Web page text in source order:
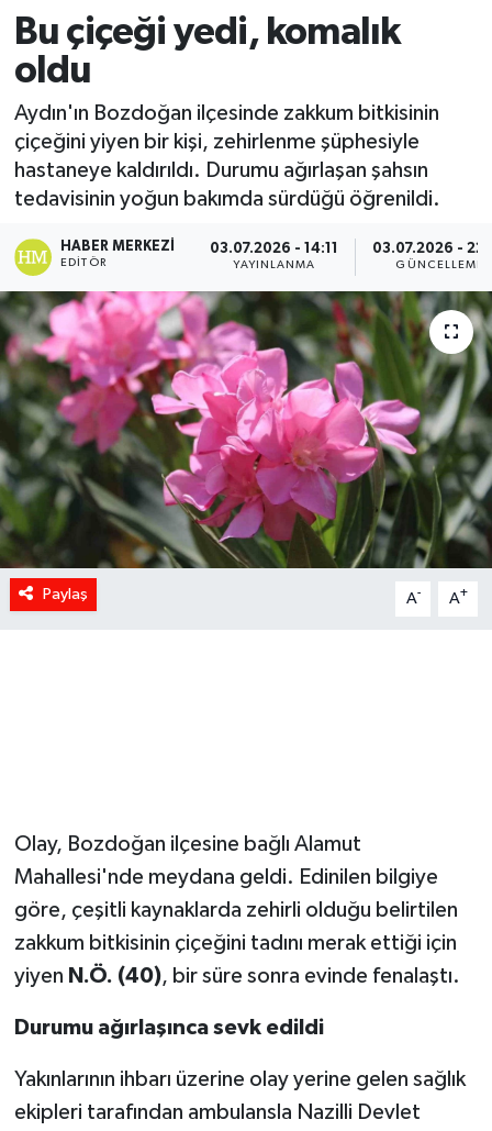
Bu çiçeği yedi, komalık
oldu
Aydın'ın Bozdoğan ilçesinde zakkum bitkisinin
çiçeğini yiyen bir kişi, zehirlenme şüphesiyle
hastaneye kaldırıldı. Durumu ağırlaşan şahsın
tedavisinin yoğun bakımda sürdüğü öğrenildi.
HABER MERKEZI
EDITÖR
03.07.2026 - 14:11
YAYINLANMA
03.07.2026 -
GÜNCELLEME
Paylaş A- A+
Olay, Bozdoğan ilçesine bağlı Alamut
Mahallesi'nde meydana geldi. Edinilen bilgiye
göre, çeşitli kaynaklarda zehirli olduğu belirtilen
zakkum bitkisinin çiçeğini tadını merak ettiği için
yiyen N.Ö. (40), bir süre sonra evinde fenalaştı.
Durumu ağırlaşınca sevk edildi
Yakınlarının ihbarı üzerine olay yerine gelen sağlık
ekipleri tarafından ambulansla Nazilli Devlet